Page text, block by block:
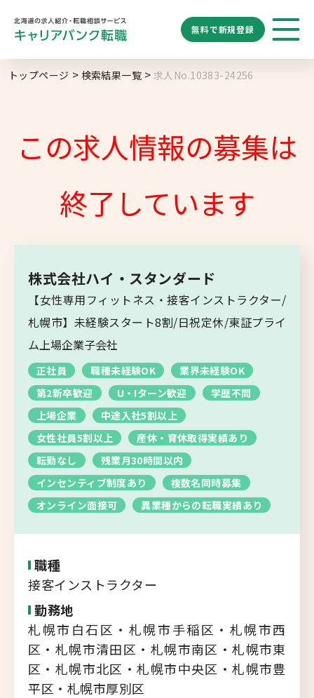
無料で新規登録
キャリアバンク
転職支援サービスのご案内
コンサルタント紹介
北海道へのU・Iターン向け
転職情報
求人閲覧履歴 新着求人一覧
転職支援サービス
新規登録
よくあるご質問
ログイン
勤務地 業種 職種
道央エリア
空知エリア
オホーツクエリア
胆振・日高エリア
道北・旭川エリア
稚内・留萌エリア
道南エリア
フルリモート
北海道以外
トップページ 検索結果一覧 求人No.10383-24256
この求人情報の募集は
終了しています
株式会社ハイ・スタンダード
【女性専用フィットネス・接客インストラクター/
札幌市】未経験スタート8割/日祝定休/東証プライ
ム上場企業子会社
正社員 職種未経験OK
業界未経験OK
第2新卒歓迎
U・Iターン歓迎
学歴不問
上場企業
中途入社5割以上
女性社員5割以上
産休・育休取得実績あり
転勤なし
残業月30時間以内
インセンティブ制度あり
複数名同時募集
オンライン面接可
異業種からの転職実績あり
職種
接客インストラクター
勤務地
札幌市白石区・札幌市手稲区・札幌市西
区・札幌市清田区・札幌市南区・札幌市東
区・札幌市北区・札幌市中央区・札幌市豊
平区・札幌市厚別区